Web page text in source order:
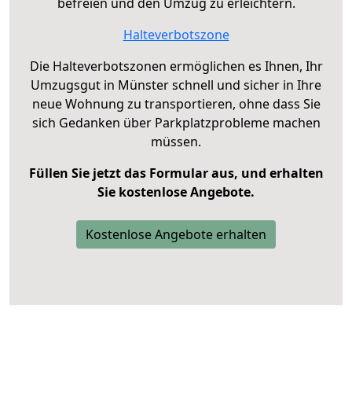
Halteverbotszone
Die Halteverbotszonen ermöglichen es Ihnen, Ihr
Umzugsgut in Münster schnell und sicher in Ihre
neue Wohnung zu transportieren, ohne dass Sie
sich Gedanken über Parkplatzprobleme machen
müssen.
Füllen Sie jetzt das Formular aus, und erhalten
Sie kostenlose Angebote.
Kostenlose Angebote erhalten